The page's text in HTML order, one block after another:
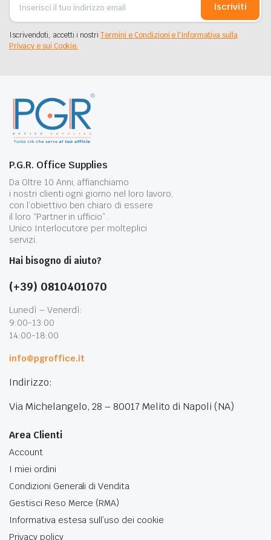
Iscriviti
Iscrivendoti, accetti i nostriTermini e Condizioni e l'Informativa sulla
Privacy e sui Cookie.
P.G.R. Office Supplies
Da Oltre 10 Anni, affianchiamo
i nostri clienti ogni giorno nel loro lavoro,
con l’obiettivo ben chiaro di essere
il loro “Partner in ufficio” .
Unico Interlocutore per molteplici
servizi.
Hai bisogno di aiuto?
(+39) 0810401070
Lunedì – Venerdì:
9:00-13:00
14:00-18:00
info@pgroffice.it
Indirizzo:
Via Michelangelo, 28 – 80017 Melito di Napoli (NA)
Area Clienti
Account
I miei ordini
Condizioni Generali di Vendita
Gestisci Reso Merce (RMA)
Informativa estesa sull’uso dei cookie
Privacy policy